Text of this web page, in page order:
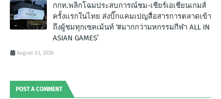
กกท.พลิกโฉมประสบการณ์ชม-เชียร์เอเชียนเกมส์
ครั้งแรกในไทย ส่งบิ๊กแคมเปญสื่อสารการตลาดเข้า
ถึงผู้ชมทุกเซคเม้นท์ ‘#มากกว่ามหกรรมกีฬา ALL IN
ASIAN GAMES’
August 03, 2026
POST A COMMENT